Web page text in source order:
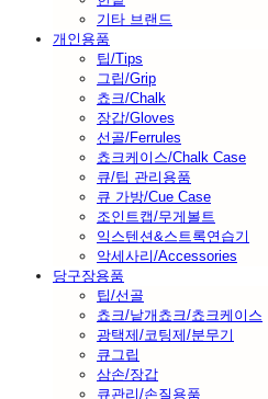
기타 브랜드
개인용품
팁/Tips
그립/Grip
쵸크/Chalk
장갑/Gloves
선골/Ferrules
쵸크케이스/Chalk Case
큐/팁 관리용품
큐 가방/Cue Case
조인트캡/무게볼트
익스텐션&스트록연습기
악세사리/Accessories
당구장용품
팁/선골
쵸크/낱개쵸크/쵸크케이스
광택제/코팅제/분무기
큐그립
삼손/장갑
큐관리/손질용품